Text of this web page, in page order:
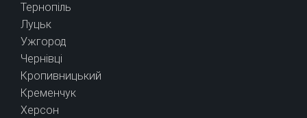
Тернопіль
Луцьк
Ужгород
Чернівці
Кропивницький
Кременчук
Херсон